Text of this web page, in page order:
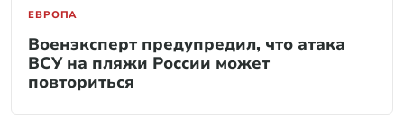
ЕВРОПА
Военэксперт предупредил, что атака
ВСУ на пляжи России может
повториться